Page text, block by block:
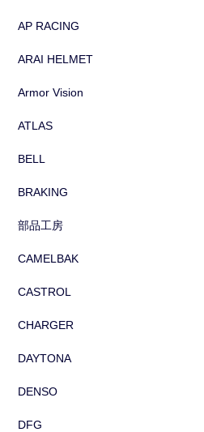
AP RACING
ARAI HELMET
Armor Vision
ATLAS
BELL
BRAKING
部品工房
CAMELBAK
CASTROL
CHARGER
DAYTONA
DENSO
DFG